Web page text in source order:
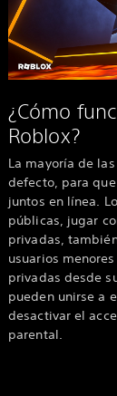
¿Cómo
Roblox?
La mayoría de
defecto, para
juntos en línea.
públicas, jugar
privadas,
usuarios
privadas desde
pueden unirse a
desactivar el
parental.